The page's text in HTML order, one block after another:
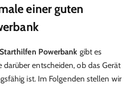
einer guten
Starthilfen Powerbank gibt es
darüber entscheiden, ob das Gerät
ist. Im Folgenden stellen wir